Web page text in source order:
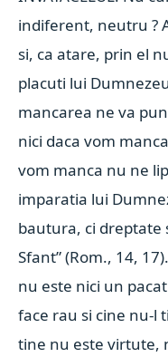
indiferent, neutru ?
si, ca atare, prin el
placuti lui
mancarea ne va
nici daca vom
vom manca nu ne
imparatia lui
bautura, ci dreptate
Sfant” (Rom., 14,
nu este nici un
face rau si cine nu-l
tine nu este virtute,